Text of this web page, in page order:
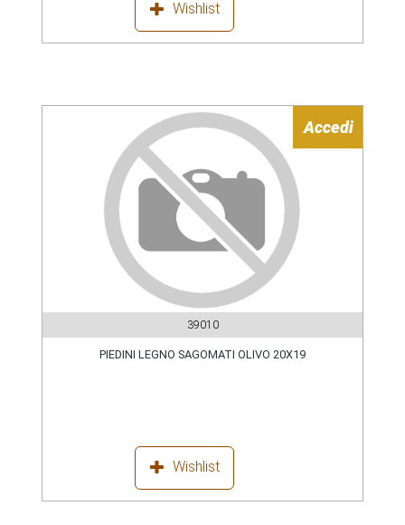
Wishlist
Accedi
39010
PIEDINI LEGNO SAGOMATI OLIVO 20X19
Wishlist